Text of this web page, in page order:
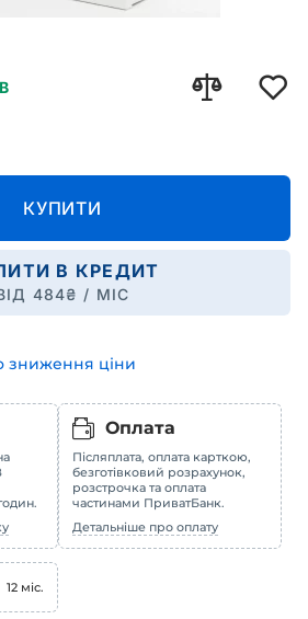
КУПИТИ
В КРЕДИТ
484₴ / МІС
зниження ціни
Оплата
Післяплата, оплата карткою,
безготівковий розрахунок,
розстрочка та оплата
частинами ПриватБанк.
Детальніше про оплату
12 міс.